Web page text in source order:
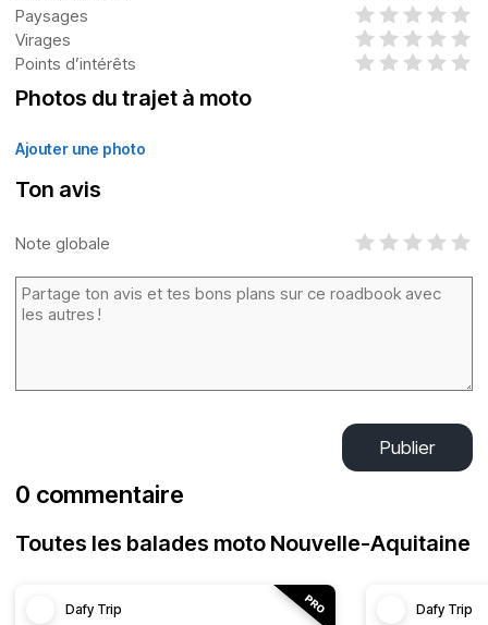
Paysages
Virages
Points d’intérêts
Photos du trajet à moto
Ajouter une photo
Ton avis
Note globale
Publier
0 commentaire
Toutes les balades moto Nouvelle-Aquitaine
Dafy Trip Dafy Trip